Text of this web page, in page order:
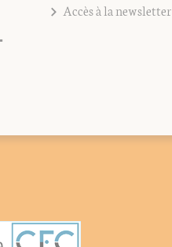
Accès à la newsletter